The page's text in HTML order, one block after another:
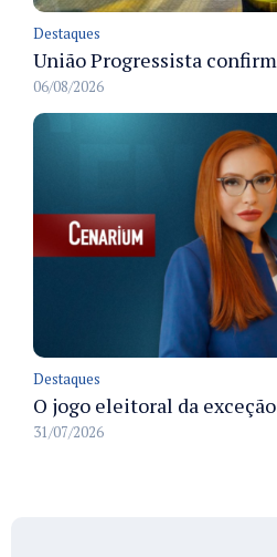
Destaques
06/08/2026
Destaques
O jogo eleitoral da exceção
31/07/2026